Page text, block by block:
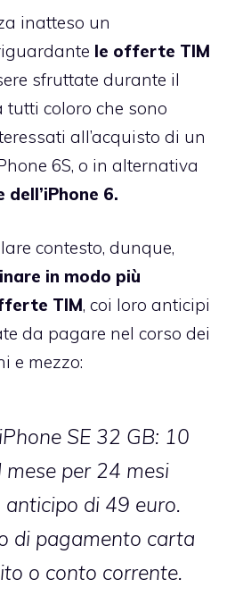
inatteso un
le offerte TIM
sfruttate durante il
tutti coloro che sono
all’acquisto di un
6S, o in alternativa
dell’iPhone 6.
contesto, dunque,
in modo più
TIM, coi loro anticipi
da pagare nel corso dei
e mezzo:
SE 32 GB: 10
mese per 24 mesi
anticipo di 49 euro.
di pagamento carta
o conto corrente.